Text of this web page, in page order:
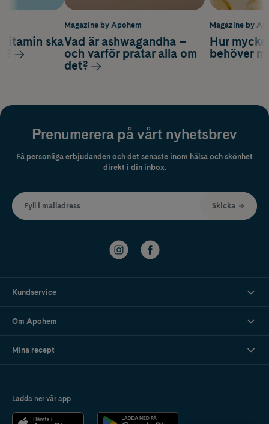
Magazine by
Hur
behöver
ska
Magazine by Apohem
Vad är ashwagandha –
och varför pratar alla om
det?
Prenumerera på vårt nyhetsbrev
Få personliga erbjudanden och det senaste inom hälsa och skönhet
direkt i din inbox.
Fyll i mailadress Skicka
Kundservice
Om Apohem
Mina recept
Ladda ner vår app